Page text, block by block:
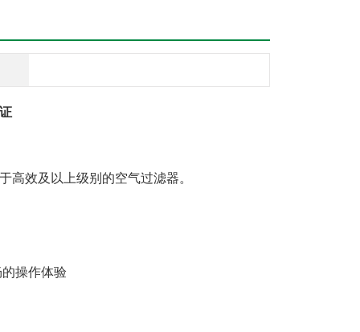
高效及以上级别的空气过滤器。
操作体验